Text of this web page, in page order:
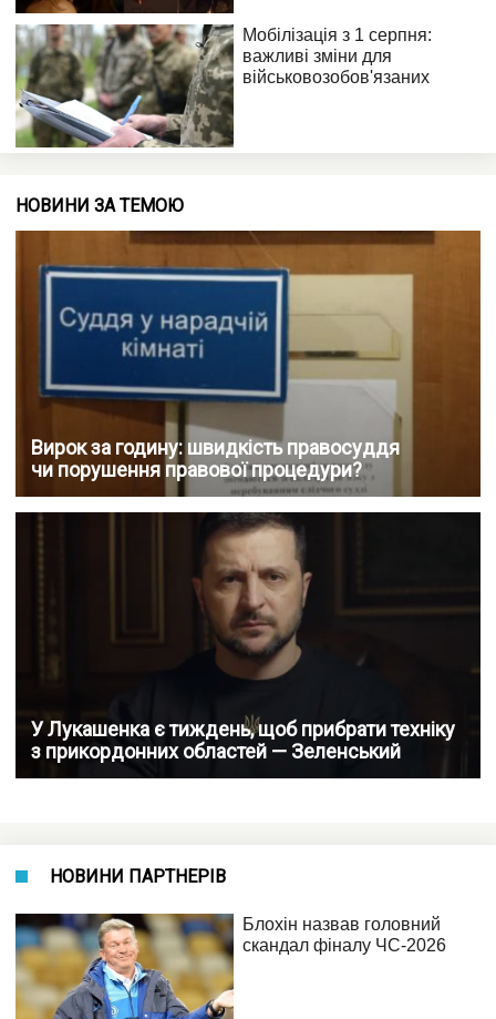
НОВИНИ ЗА ТЕМОЮ
Вирок за годину: швидкість правосуддя
чи порушення правової процедури?
У Лукашенка є тиждень, щоб прибрати техніку
з прикордонних областей — Зеленський
НОВИНИ ПАРТНЕРІВ